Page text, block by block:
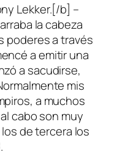
Lekker.[/b] –
la cabeza
poderes a través
a emitir una
a sacudirse,
mis
a muchos
cabo son muy
de tercera los